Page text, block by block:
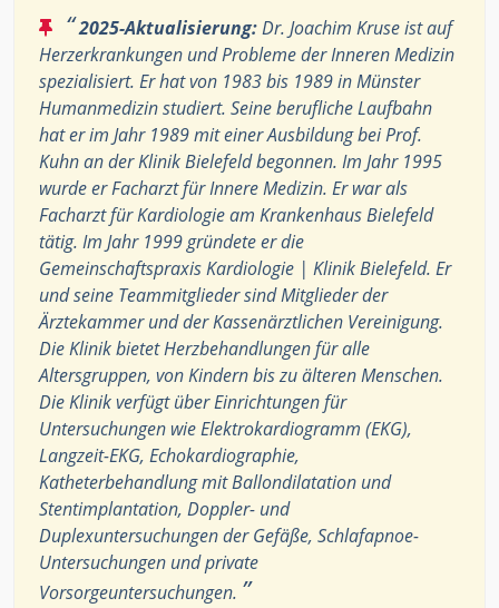
“2025-Aktualisierung:Dr. Joachim Kruse ist auf
Herzerkrankungen und Probleme der Inneren Medizin
spezialisiert. Er hat von 1983 bis 1989 in Münster
Humanmedizin studiert. Seine berufliche Laufbahn
hat er im Jahr 1989 mit einer Ausbildung bei Prof.
Kuhn an der Klinik Bielefeld begonnen. Im Jahr 1995
wurde er Facharzt für Innere Medizin. Er war als
Facharzt für Kardiologie am Krankenhaus Bielefeld
tätig. Im Jahr 1999 gründete er die
Gemeinschaftspraxis Kardiologie | Klinik Bielefeld. Er
und seine Teammitglieder sind Mitglieder der
Ärztekammer und der Kassenärztlichen Vereinigung.
Die Klinik bietet Herzbehandlungen für alle
Altersgruppen, von Kindern bis zu älteren Menschen.
Die Klinik verfügt über Einrichtungen für
Untersuchungen wie Elektrokardiogramm (EKG),
Langzeit-EKG, Echokardiographie,
Katheterbehandlung mit Ballondilatation und
Stentimplantation, Doppler- und
Duplexuntersuchungen der Gefäße, Schlafapnoe-
Untersuchungen und private
Vorsorgeuntersuchungen. ”